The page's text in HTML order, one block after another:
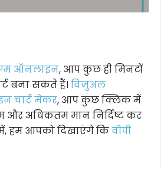
ऑनलाइन, आप कुछ ही मिनटों
बना सकते हैं।विजुअल
चार्ट मेकर, आप कुछ क्लिक में
और अधिकतम मान निर्दिष्ट कर
हम आपको दिखाएंगे किवीपी